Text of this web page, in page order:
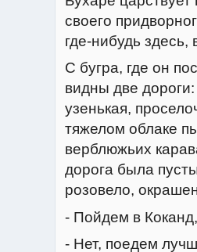
своего
где-нибудь
С бугра, где он
видны две
узенькая,
тяжелом облаке
верблюжьих
дорога была
розовело,
- Пойдем в
- Hет, поедем